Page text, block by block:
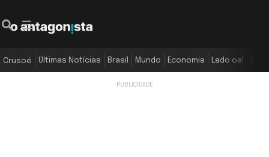
Crusoé Últimas Notícias Brasil Mundo Economia Lado oa!